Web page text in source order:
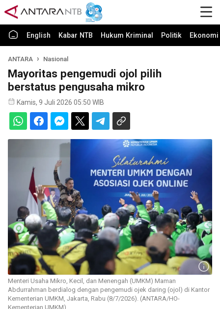
English Kabar NTB Hukum Kriminal Politik
ANTARA Nasional
Mayoritas pengemudi ojol pilih
berstatus pengusaha mikro
Kamis, 9 Juli 2026 05:50 WIB
Menteri Usaha Mikro, Kecil, dan Menengah (UMKM) Maman
Abdurrahman berdialog dengan pengemudi ojek daring (ojol) di Kantor
Kementerian UMKM, Jakarta, Rabu (8/7/2026). (ANTARA/HO-
Kementerian UMKM)